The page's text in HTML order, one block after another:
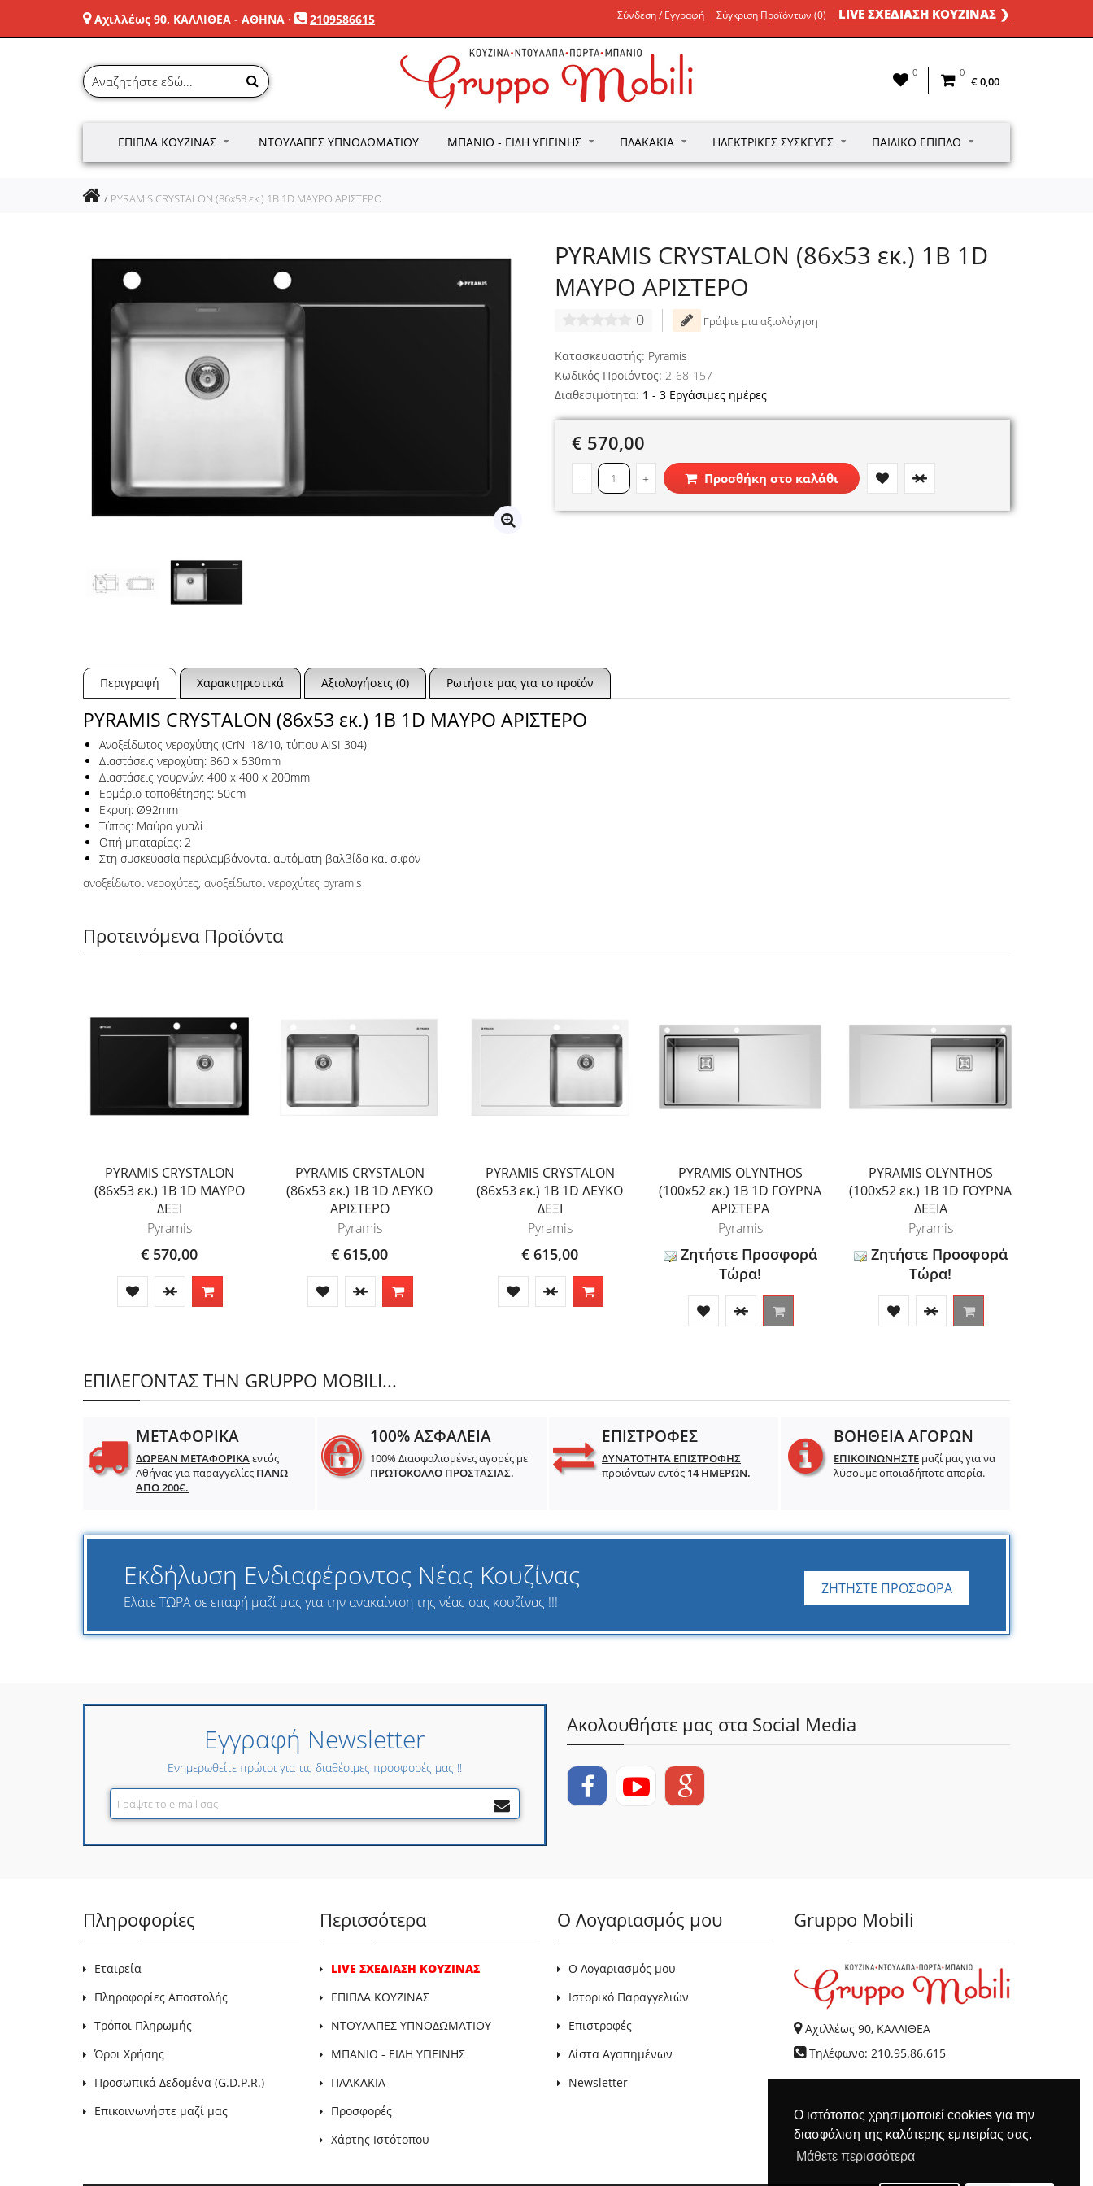
Ο ιστότοπος χρησιμοποιεί cookies για την
διασφάλιση της καλύτερης εμπειρίας σας.
Μάθετε περισσότερα
Αχιλλέως 90, ΚΑΛΛΙΘΕΑ - ΑΘΗΝΑ · 2109586615 Σύνδεση / Εγγραφή Σύγκριση Προϊόντων (0) LIVE ΣΧΕΔΙΑΣΗ ΚΟΥΖΙΝΑΣ ❯
0 0
€ 0,00
ΈΠΙΠΛΑ ΚΟΥΖΊΝΑΣ ΝΤΟΥΛΆΠΕΣ ΥΠΝΟΔΩΜΑΤΊΟΥ ΜΠΆΝΙΟ - ΕΊΔΗ ΥΓΙΕΙΝΉΣ ΠΛΑΚΆΚΙΑ ΗΛΕΚΤΡΙΚΈΣ ΣΥΣΚΕΥΈΣ ΠΑΙΔΙΚΌ ΈΠΙΠΛΟ
PYRAMIS CRYSTALON (86x53 εκ.) 1B 1D ΜΑΥΡΟ ΑΡΙΣΤΕΡΟ
PYRAMIS CRYSTALON (86x53 εκ.) 1B 1D
ΜΑΥΡΟ ΑΡΙΣΤΕΡΟ
0 Γράψτε μια αξιολόγηση
Κατασκευαστής: Pyramis
Κωδικός Προϊόντος: 2-68-157
Διαθεσιμότητα: 1 - 3 Εργάσιμες ημέρες
€ 570,00
- + Προσθήκη στο καλάθι
Περιγραφή Χαρακτηριστικά Αξιολογήσεις (0) Ρωτήστε μας για το προϊόν
PYRAMIS CRYSTALON (86x53 εκ.) 1B 1D ΜΑΥΡΟ ΑΡΙΣΤΕΡΟ
Ανοξείδωτος νεροχύτης (CrNi 18/10, τύπου AISI 304)
Διαστάσεις νεροχύτη: 860 x 530mm
Διαστάσεις γουρνών: 400 x 400 x 200mm
Ερμάριο τοποθέτησης: 50cm
Εκροή: Ø92mm
Τύπος: Μαύρο γυαλί
Οπή μπαταρίας: 2
Στη συσκευασία περιλαμβάνονται αυτόματη βαλβίδα και σιφόν
ανοξείδωτοι νεροχύτες, ανοξείδωτοι νεροχύτες pyramis
Προτεινόμενα Προϊόντα
PYRAMIS CRYSTALON
(86x53 εκ.) 1B 1D ΜΑΥΡΟ
ΔΕΞΙ
Pyramis
€ 570,00
PYRAMIS CRYSTALON
(86x53 εκ.) 1B 1D ΛΕΥΚΟ
ΑΡΙΣΤΕΡΟ
Pyramis
€ 615,00
PYRAMIS CRYSTALON
(86x53 εκ.) 1B 1D ΛΕΥΚΟ
ΔΕΞΙ
Pyramis
€ 615,00
PYRAMIS OLYNTHOS
(100x52 εκ.) 1B 1D ΓΟΥΡΝΑ
ΑΡΙΣΤΕΡΑ
Pyramis
Ζητήστε Προσφορά
Τώρα!
PYRAMIS OLYNTHOS
(100x52 εκ.) 1B 1D ΓΟΥΡΝΑ
ΔΕΞΙΑ
Pyramis
Ζητήστε Προσφορά
Τώρα!
ΕΠΙΛΕΓΟΝΤΑΣ ΤΗΝ GRUPPO MOBILI...
ΜΕΤΑΦΟΡΙΚΑ
ΔΩΡΕΑΝ ΜΕΤΑΦΟΡΙΚΑεντός
Αθήνας για παραγγελίες ΠΑΝΩ
ΑΠΟ 200€.
100% ΑΣΦΑΛΕΙΑ
100% Διασφαλισμένες αγορές με
ΠΡΩΤΟΚΟΛΛΟ ΠΡΟΣΤΑΣΙΑΣ.
ΕΠΙΣΤΡΟΦΕΣ
ΔΥΝΑΤΟΤΗΤΑ ΕΠΙΣΤΡΟΦΗΣ
προϊόντων εντός 14 ΗΜΕΡΩΝ.
ΒΟΗΘΕΙΑ ΑΓΟΡΩΝ
ΕΠΙΚΟΙΝΩΝΗΣΤΕ μαζί μας για να
λύσουμε οποιαδήποτε απορία.
Εκδήλωση Ενδιαφέροντος Νέας Κουζίνας
Ελάτε ΤΩΡΑ σε επαφή μαζί μας για την ανακαίνιση της νέας σας κουζίνας !!!
ΖΗΤΗΣΤΕ ΠΡΟΣΦΟΡΑ
Εγγραφή Newsletter
Ενημερωθείτε πρώτοι για τις διαθέσιμες προσφορές μας !!
Ακολουθήστε μας στα Social Media
Πληροφορίες
Εταιρεία
Πληροφορίες Αποστολής
Τρόποι Πληρωμής
Όροι Χρήσης
Προσωπικά Δεδομένα (G.D.P.R.)
Επικοινωνήστε μαζί μας
Περισσότερα
LIVE ΣΧΕΔΙΑΣΗ ΚΟΥΖΙΝΑΣ
ΕΠΙΠΛΑ ΚΟΥΖΙΝΑΣ
ΝΤΟΥΛΑΠΕΣ ΥΠΝΟΔΩΜΑΤΙΟΥ
ΜΠΑΝΙΟ - ΕΙΔΗ ΥΓΙΕΙΝΗΣ
ΠΛΑΚΑΚΙΑ
Προσφορές
Χάρτης Ιστότοπου
Ο Λογαριασμός μου
Ο Λογαριασμός μου
Ιστορικό Παραγγελιών
Επιστροφές
Λίστα Αγαπημένων
Newsletter
Gruppo Mobili
Αχιλλέως 90, ΚΑΛΛΙΘΕΑ
Τηλέφωνο: 210.95.86.615